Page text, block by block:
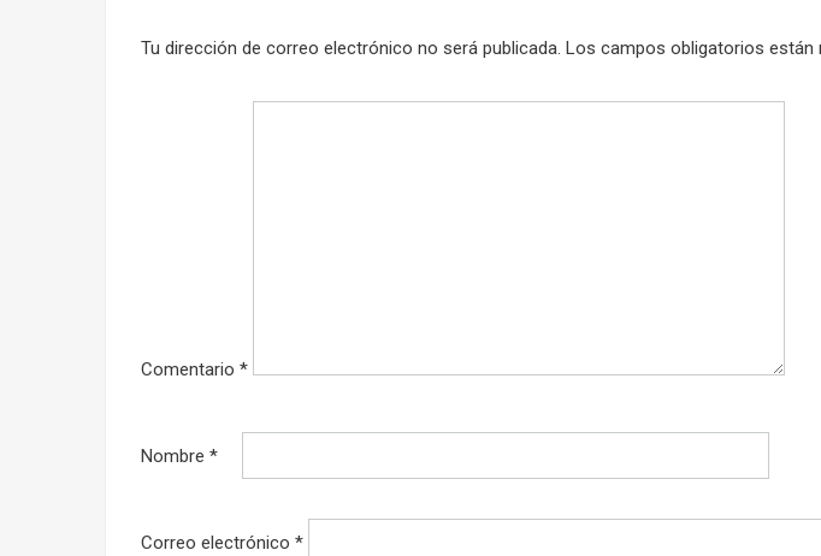
Tu dirección de correo electrónico no será publicada. Los campos obligatorios están
Comentario *
Nombre *
Correo electrónico *